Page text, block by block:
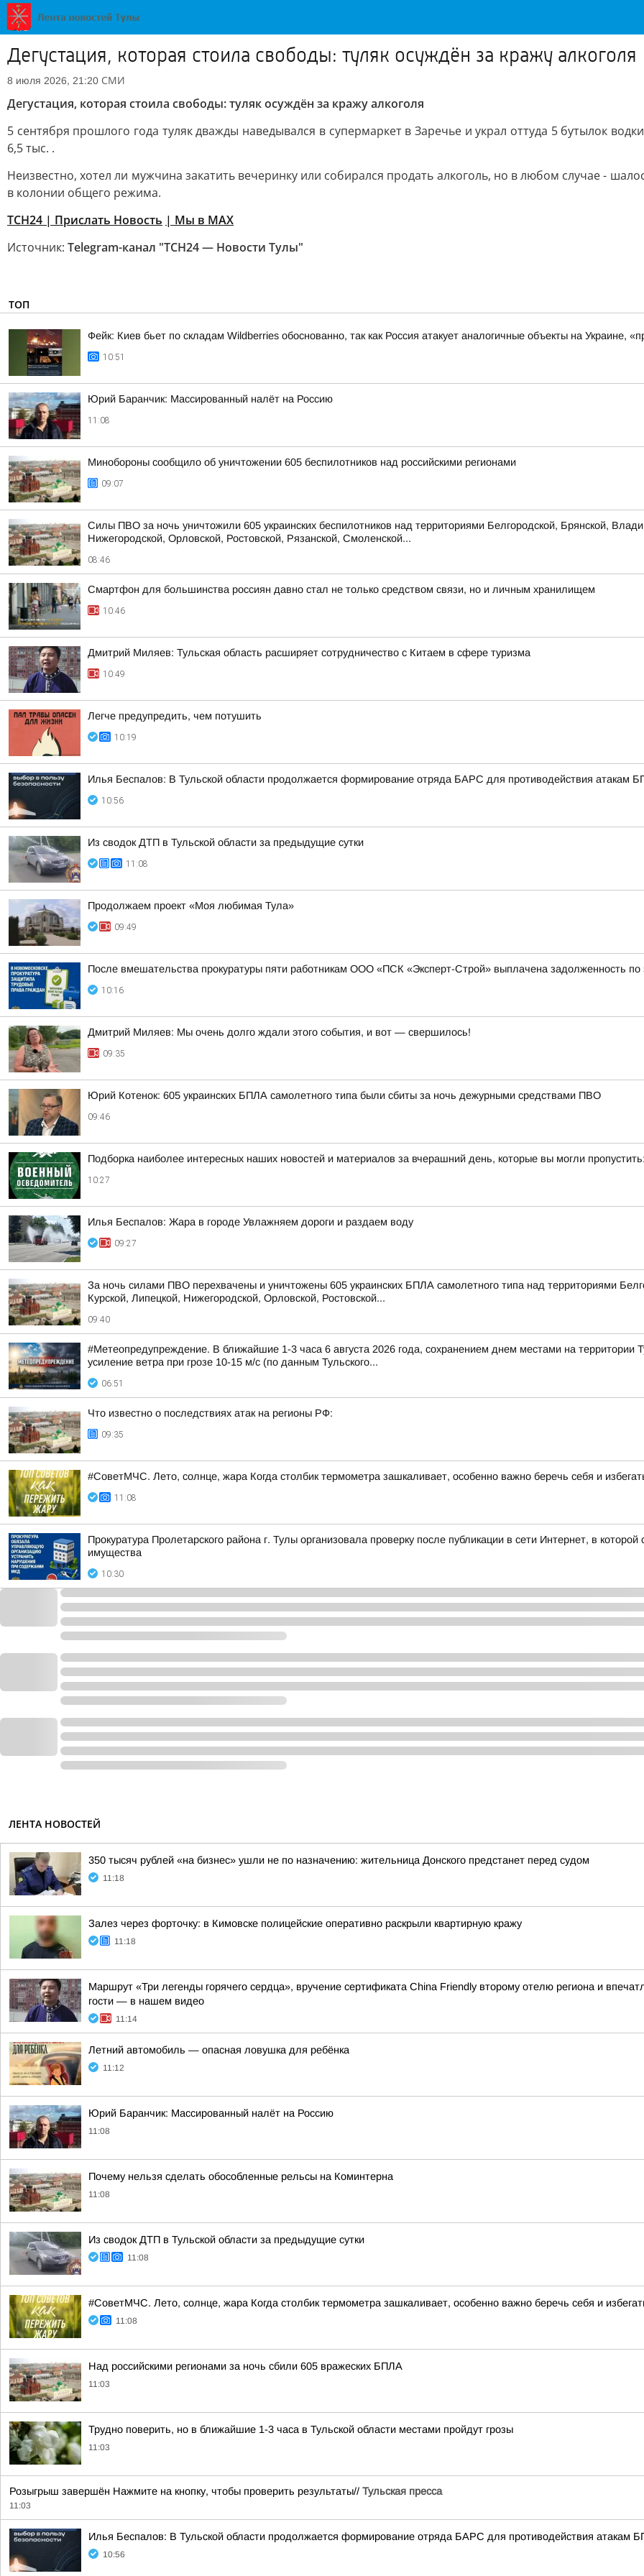
Дегустация, которая стоила свободы: туляк осуждён за кражу алкоголя
8 июля 2026, 21:20 СМИ
Дегустация, которая стоила свободы: туляк осуждён за кражу алкоголя
5 сентября прошлого года туляк дважды наведывался в супермаркет в Заречье и украл оттуда 5 бутылок
6,5 тыс. .
Неизвестно, хотел ли мужчина закатить вечеринку или собирался продать алкоголь, но в любом случае -
в колонии общего режима.
ТСН24 | Прислать Новость | Мы в МАХ
Источник: Telegram-канал "ТСН24 — Новости Тулы"
ТОП
Фейк: Киев бьет по складам Wildberries обоснованно, так как Россия атакует аналогичные объекты на Украине,
10:51
Юрий Баранчик: Массированный налёт на Россию
11:08
Минобороны сообщило об уничтожении 605 беспилотников над российскими регионами
09:07
Силы ПВО за ночь уничтожили 605 украинских беспилотников над территориями Белгородской, Брянской,
Нижегородской, Орловской, Ростовской, Рязанской, Смоленской...
08:46
Смартфон для большинства россиян давно стал не только средством связи, но и личным хранилищем
10:46
Дмитрий Миляев: Тульская область расширяет сотрудничество с Китаем в сфере туризма
10:49
Легче предупредить, чем потушить
10:19
Илья Беспалов: В Тульской области продолжается формирование отряда БАРС для противодействия атакам
10:56
Из сводок ДТП в Тульской области за предыдущие сутки
11:08
Продолжаем проект «Моя любимая Тула»
09:49
После вмешательства прокуратуры пяти работникам ООО «ПСК «Эксперт-Строй» выплачена задолженность по
10:16
Дмитрий Миляев: Мы очень долго ждали этого события, и вот — свершилось!
09:35
Юрий Котенок: 605 украинских БПЛА самолетного типа были сбиты за ночь дежурными средствами ПВО
09:46
Подборка наиболее интересных наших новостей и материалов за вчерашний день, которые вы могли
10:27
Илья Беспалов: Жара в городе Увлажняем дороги и раздаем воду
09:27
За ночь силами ПВО перехвачены и уничтожены 605 украинских БПЛА самолетного типа над территориями
Курской, Липецкой, Нижегородской, Орловской, Ростовской...
09:40
#Метеопредупреждение. В ближайшие 1-3 часа 6 августа 2026 года, сохранением днем местами на территории
усиление ветра при грозе 10-15 м/с (по данным Тульского...
06:51
Что известно о последствиях атак на регионы РФ:
09:35
#СоветМЧС. Лето, солнце, жара Когда столбик термометра зашкаливает, особенно важно беречь себя и
11:08
Прокуратура Пролетарского района г. Тулы организовала проверку после публикации в сети Интернет, в
имущества
10:30
ЛЕНТА НОВОСТЕЙ
350 тысяч рублей «на бизнес» ушли не по назначению: жительница Донского предстанет перед судом
11:18
Залез через форточку: в Кимовске полицейские оперативно раскрыли квартирную кражу
11:18
Маршрут «Три легенды горячего сердца», вручение сертификата China Friendly второму отелю региона и
гости — в нашем видео
11:14
Летний автомобиль — опасная ловушка для ребёнка
11:12
Юрий Баранчик: Массированный налёт на Россию
11:08
Почему нельзя сделать обособленные рельсы на Коминтерна
11:08
Из сводок ДТП в Тульской области за предыдущие сутки
11:08
#СоветМЧС. Лето, солнце, жара Когда столбик термометра зашкаливает, особенно важно беречь себя и
11:08
Над российскими регионами за ночь сбили 605 вражеских БПЛА
11:03
Трудно поверить, но в ближайшие 1-3 часа в Тульской области местами пройдут грозы
11:03
Розыгрыш завершён Нажмите на кнопку, чтобы проверить результаты// Тульская пресса
11:03
Илья Беспалов: В Тульской области продолжается формирование отряда БАРС для противодействия атакам
10:56